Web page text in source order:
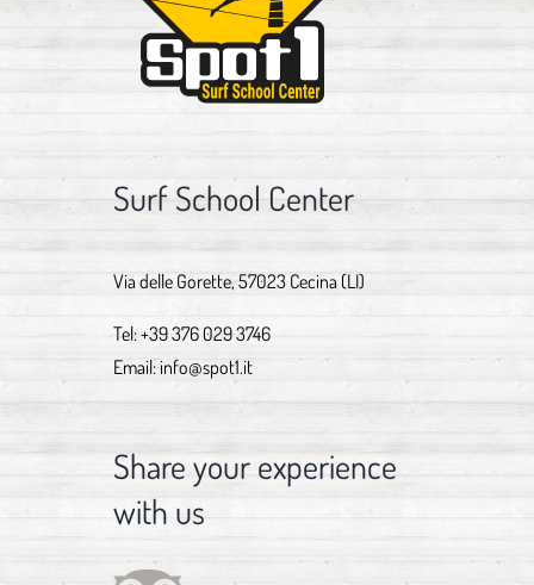
Surf School Center
Via delle Gorette, 57023 Cecina (LI)
Tel:+39 376 029 3746
Email: info@spot1.it
Share your experience
with us